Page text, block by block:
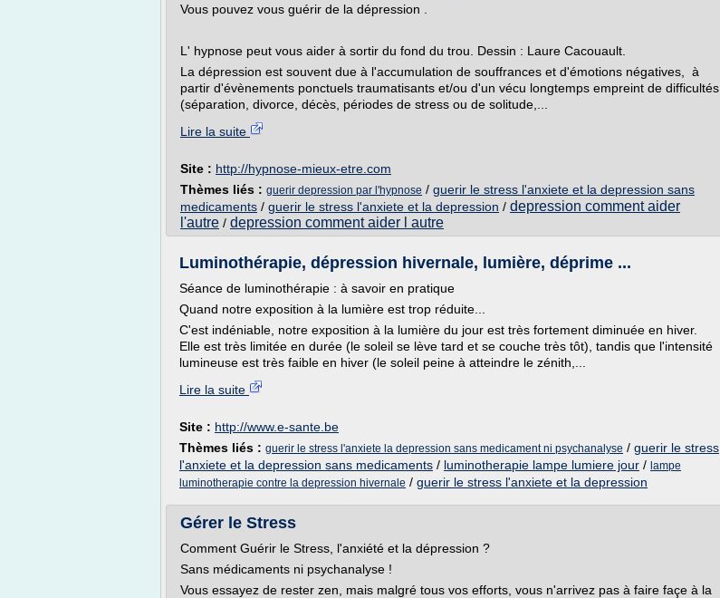
Vous pouvez vous guérir de la dépression .
L' hypnose peut vous aider à sortir du fond du trou. Dessin : Laure Cacouault.
La dépression est souvent due à l'accumulation de souffrances et d'émotions négatives, à
partir d'évènements ponctuels traumatisants et/ou d'un vécu longtemps empreint de difficultés
(séparation, divorce, décès, périodes de stress ou de solitude,...
Lire la suite
Site : http://hypnose-mieux-etre.com
Thèmes liés : guerir depression par l'hypnose / guerir le stress l'anxiete et la depression sans
medicaments / guerir le stress l'anxiete et la depression / depression comment aider
l'autre / depression comment aider l autre
Luminothérapie, dépression hivernale, lumière, déprime ...
Séance de luminothérapie : à savoir en pratique
Quand notre exposition à la lumière est trop réduite...
C'est indéniable, notre exposition à la lumière du jour est très fortement diminuée en hiver.
Elle est très limitée en durée (le soleil se lève tard et se couche très tôt), tandis que l'intensité
lumineuse est très faible en hiver (le soleil peine à atteindre le zénith,...
Lire la suite
Site : http://www.e-sante.be
Thèmes liés : guerir le stress l'anxiete la depression sans medicament ni psychanalyse / guerir le stress
l'anxiete et la depression sans medicaments / luminotherapie lampe lumiere jour / lampe
luminotherapie contre la depression hivernale / guerir le stress l'anxiete et la depression
Gérer le Stress
Comment Guérir le Stress, l'anxiété et la dépression ?
Sans médicaments ni psychanalyse !
Vous essayez de rester zen, mais malgré tous vos efforts, vous n'arrivez pas à faire façe à la